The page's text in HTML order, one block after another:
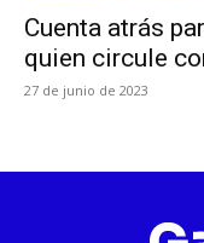
Cuenta atrás
quien circule
27 de junio de 2023